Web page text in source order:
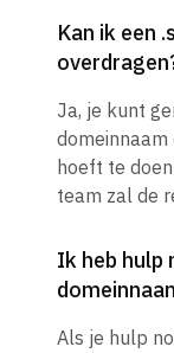
Kan ik een
Ja, je kunt
domeinnaam
hoeft te
team zal de
Ik heb hulp
Als je hulp